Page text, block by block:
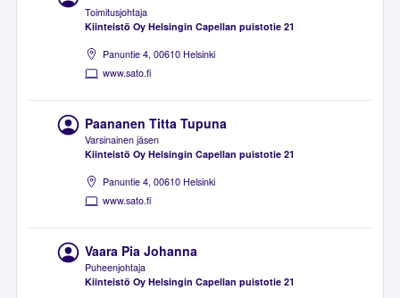
Toimitusjohtaja
Kiinteistö Oy Helsingin Capellan puistotie 21
Panuntie 4, 00610 Helsinki
www.sato.fi
Paananen Titta Tupuna
Varsinainen jäsen
Kiinteistö Oy Helsingin Capellan puistotie 21
Panuntie 4, 00610 Helsinki
www.sato.fi
Vaara Pia Johanna
Puheenjohtaja
Kiinteistö Oy Helsingin Capellan puistotie 21